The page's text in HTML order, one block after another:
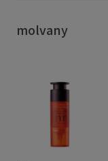
molvany